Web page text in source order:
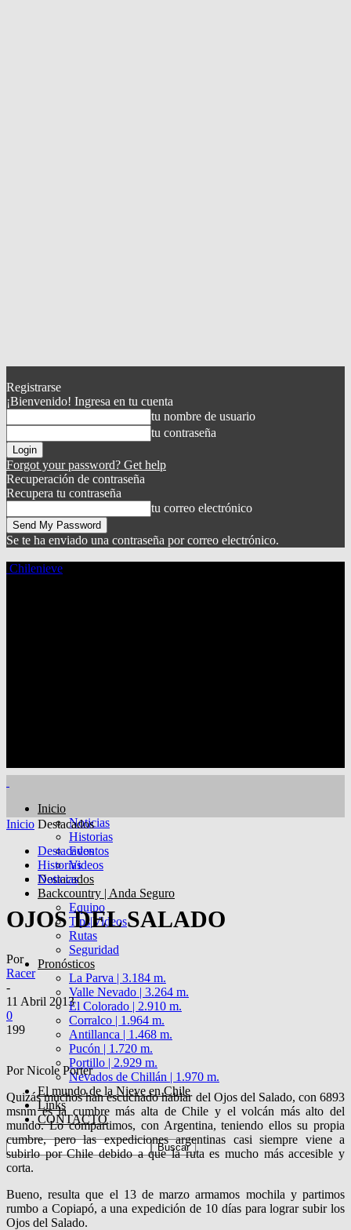
Registrarse
¡Bienvenido! Ingresa en tu cuenta
tu nombre de usuario
tu contraseña
Forgot your password? Get help
Recuperación de contraseña
Recupera tu contraseña
tu correo electrónico
Se te ha enviado una contraseña por correo electrónico.
Chilenieve
Inicio
Noticias
Historias
Eventos
Videos
Destacados
Backcountry | Anda Seguro
Equipo
Tips|Videos
Rutas
Seguridad
Pronósticos
La Parva | 3.184 m.
Valle Nevado | 3.264 m.
El Colorado | 2.910 m.
Corralco | 1.964 m.
Antillanca | 1.468 m.
Pucón | 1.720 m.
Portillo | 2.929 m.
Nevados de Chillán | 1.970 m.
El mundo de la Nieve en Chile
Links
CONTACTO
Inicio Destacados
Destacados
Historias
Noticias
OJOS DEL SALADO
Por
Racer
-
11 Abril 2013
0
199
Por Nicole Porter
Quizás muchos han escuchado hablar del Ojos del Salado, con 6893
msnm es la cumbre más alta de Chile y el volcán más alto del
mundo. Lo compartimos, con Argentina, teniendo ellos su propia
cumbre, pero las expediciones argentinas casi siempre viene a
subirlo por Chile debido a que la ruta es mucho más accesible y
corta.
Bueno, resulta que el 13 de marzo armamos mochila y partimos
rumbo a Copiapó, a una expedición de 10 días para lograr subir los
Ojos del Salado.